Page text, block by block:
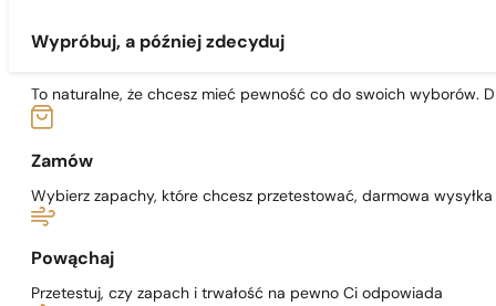
Wypróbuj, a później zdecyduj
To naturalne, że chcesz mieć pewność co do swoich wyborów.
Zamów
Wybierz zapachy, które chcesz przetestować, darmowa wysyłka
Powąchaj
Przetestuj, czy zapach i trwałość na pewno Ci odpowiada